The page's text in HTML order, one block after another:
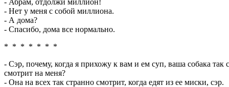
- Hет у меня с собой миллиона.
- А дома?
- Спасибо, дома все нормально.
* * * * * * *
- Сэр, почему, когда я прихожу к вам и ем суп, ваша собака так
смотрит на меня?
- Она на всех так странно смотрит, когда едят из ее миски, сэр.